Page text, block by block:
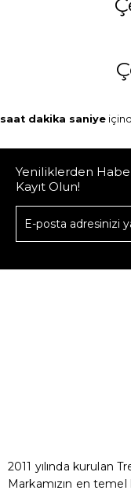
saat dakika saniye
Yeniliklerden
Kayıt Olun!
2011 yılında kurulan
Markamızın en